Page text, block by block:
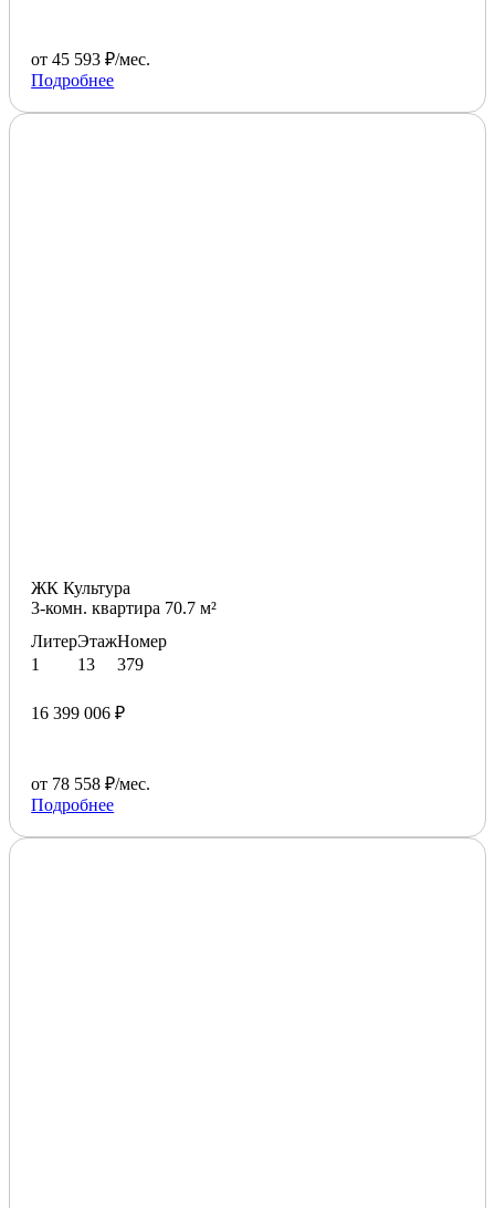
от 45 593 ₽/мес.
Подробнее
ЖК Культура
3-комн. квартира 70.7 м²
Литер
1
Этаж
13
Номер
379
16 399 006 ₽
от 78 558 ₽/мес.
Подробнее